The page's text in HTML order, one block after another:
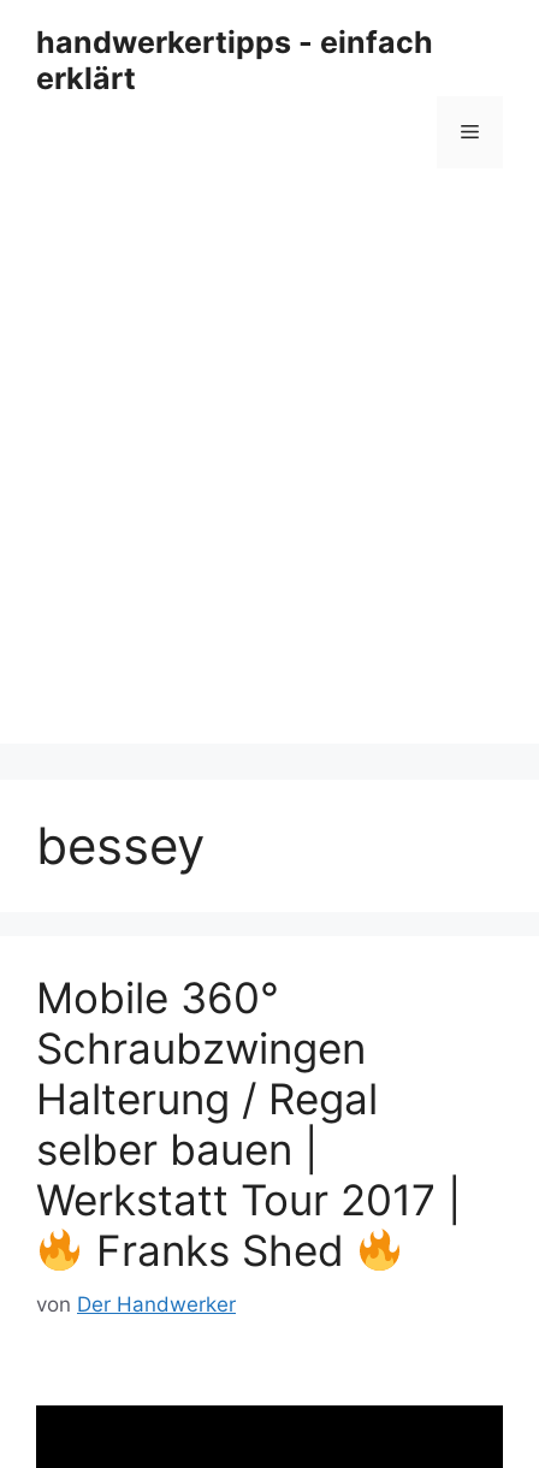
Inhalt
springen
handwerkertipps - einfach
erklärt
Menü
bessey
Mobile 360°
Schraubzwingen
Halterung / Regal
selber bauen |
Werkstatt Tour 2017 |
Franks Shed
von Der Handwerker